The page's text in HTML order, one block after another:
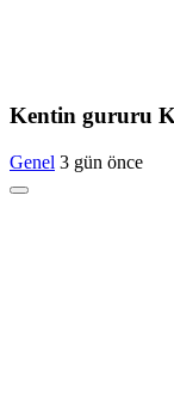
Kentin gururu
Genel 3 gün önce